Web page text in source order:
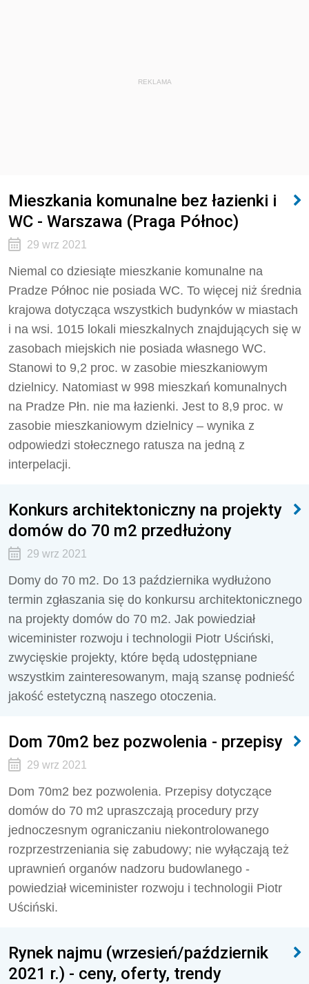
REKLAMA
Mieszkania komunalne bez łazienki i
WC - Warszawa (Praga Północ)
29 wrz 2021
Niemal co dziesiąte mieszkanie komunalne na
Pradze Północ nie posiada WC. To więcej niż średnia
krajowa dotycząca wszystkich budynków w miastach
i na wsi. 1015 lokali mieszkalnych znajdujących się w
zasobach miejskich nie posiada własnego WC.
Stanowi to 9,2 proc. w zasobie mieszkaniowym
dzielnicy. Natomiast w 998 mieszkań komunalnych
na Pradze Płn. nie ma łazienki. Jest to 8,9 proc. w
zasobie mieszkaniowym dzielnicy – wynika z
odpowiedzi stołecznego ratusza na jedną z
interpelacji.
Konkurs architektoniczny na projekty
domów do 70 m2 przedłużony
29 wrz 2021
Domy do 70 m2. Do 13 października wydłużono
termin zgłaszania się do konkursu architektonicznego
na projekty domów do 70 m2. Jak powiedział
wiceminister rozwoju i technologii Piotr Uściński,
zwycięskie projekty, które będą udostępniane
wszystkim zainteresowanym, mają szansę podnieść
jakość estetyczną naszego otoczenia.
Dom 70m2 bez pozwolenia - przepisy
29 wrz 2021
Dom 70m2 bez pozwolenia. Przepisy dotyczące
domów do 70 m2 upraszczają procedury przy
jednoczesnym ograniczaniu niekontrolowanego
rozprzestrzeniania się zabudowy; nie wyłączają też
uprawnień organów nadzoru budowlanego -
powiedział wiceminister rozwoju i technologii Piotr
Uściński.
Rynek najmu (wrzesień/październik
2021 r.) - ceny, oferty, trendy